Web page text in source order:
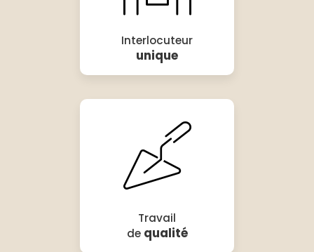
Interlocuteur
unique
Travail
de qualité